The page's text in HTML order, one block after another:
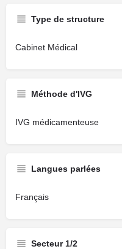
Type de structure
Cabinet Médical
Méthode d'IVG
IVG médicamenteuse
Langues parlées
Français
Secteur 1/2